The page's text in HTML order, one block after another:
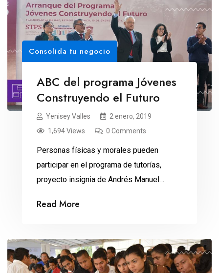
87 por ciento de los mexicanos todavía
usa el efectivo para hacer compras […]
Consolida tu negocio
ABC del programa Jóvenes
Construyendo el Futuro
Yenisey Valles
2 enero, 2019
1,694 Views
0 Comments
Personas físicas y morales pueden
participar en el programa de tutorías,
proyecto insignia de Andrés Manuel
a becarios del programa federal Jóvenes
obligación de contratarlos, pero sí deberán
fungir como tutores para que el joven
desarrolle una cultura laboral. Así, podrán
Read More